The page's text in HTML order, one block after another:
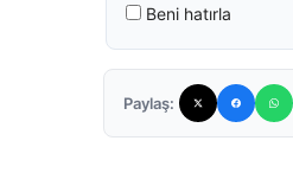
Beni hatırla
Paylaş: